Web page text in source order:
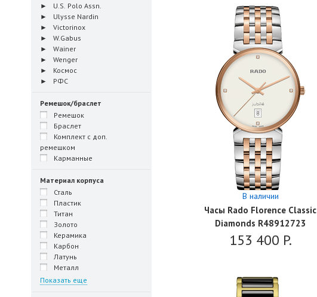
U.S. Polo Assn.
Ulysse Nardin
Victorinox
W.Gabus
Wainer
Wenger
Космос
РФС
Ремешок/браслет
Ремешок
Браслет
ремешком
Карманные
Материал корпуса
Сталь
Пластик
Титан
Золото
Керамика
Карбон
Латунь
Металл
Показать еще
В наличии
Часы Rado Florence Classic
Diamonds R48912723
153 400 P.